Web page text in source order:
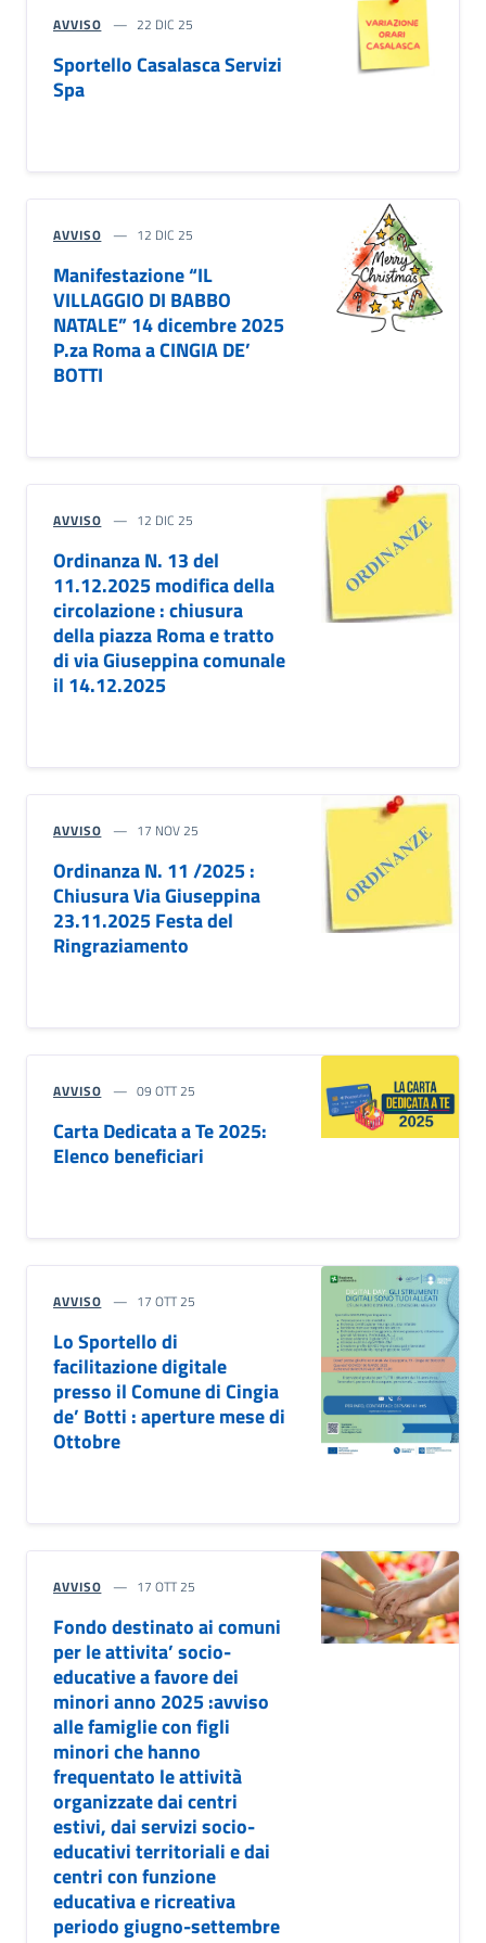
AVVISO 22 DIC 25
Sportello Casalasca Servizi
Spa
AVVISO 12 DIC 25
Manifestazione “IL
VILLAGGIO DI BABBO
NATALE” 14 dicembre 2025
P.za Roma a CINGIA DE’
BOTTI
AVVISO 12 DIC 25
Ordinanza N. 13 del
11.12.2025 modifica della
circolazione : chiusura
della piazza Roma e tratto
di via Giuseppina comunale
il 14.12.2025
AVVISO 17 NOV 25
Ordinanza N. 11 /2025 :
Chiusura Via Giuseppina
23.11.2025 Festa del
Ringraziamento
AVVISO 09 OTT 25
Carta Dedicata a Te 2025:
Elenco beneficiari
AVVISO 17 OTT 25
Lo Sportello di
facilitazione digitale
presso il Comune di Cingia
de’ Botti : aperture mese di
Ottobre
AVVISO 17 OTT 25
Fondo destinato ai comuni
per le attivita’ socio-
educative a favore dei
minori anno 2025 :avviso
alle famiglie con figli
minori che hanno
frequentato le attività
organizzate dai centri
estivi, dai servizi socio-
educativi territoriali e dai
centri con funzione
educativa e ricreativa
periodo giugno-settembre